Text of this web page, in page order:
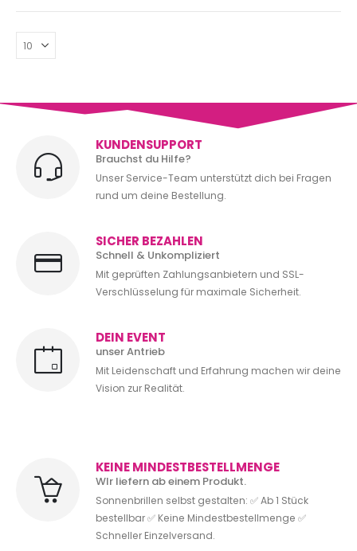
KUNDENSUPPORT
Brauchst du Hilfe?
Unser Service-Team unterstützt dich bei Fragen
rund um deine Bestellung.
SICHER BEZAHLEN
Schnell & Unkompliziert
Mit geprüften Zahlungsanbietern und SSL-
Verschlüsselung für maximale Sicherheit.
DEIN EVENT
unser Antrieb
Mit Leidenschaft und Erfahrung machen wir deine
Vision zur Realität.
KEINE MINDESTBESTELLMENGE
WIr liefern ab einem Produkt.
Sonnenbrillen selbst gestalten: ✅ Ab 1 Stück
bestellbar ✅ Keine Mindestbestellmenge ✅
Schneller Einzelversand.